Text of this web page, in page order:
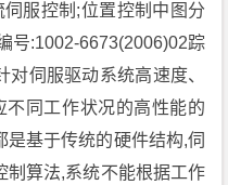
服控制;位置控制中图分
号:1002-6673(2006)02踪
伺服驱动系统高速度、
同工作状况的高性能的
基于传统的硬件结构,伺
制算法,系统不能根据工作